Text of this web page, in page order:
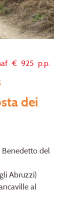
€ 925 p.p.
dei
del
Abruzzi)
al